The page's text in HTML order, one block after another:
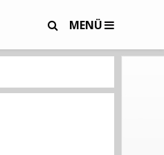
MENÜ